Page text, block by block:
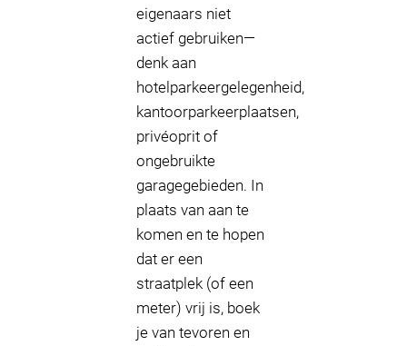
eigenaars niet
actief gebruiken—
denk aan
hotelparkeergelegenheid,
kantoorparkeerplaatsen,
privéoprit of
ongebruikte
garagegebieden. In
plaats van aan te
komen en te hopen
dat er een
straatplek (of een
meter) vrij is, boek
je van tevoren en